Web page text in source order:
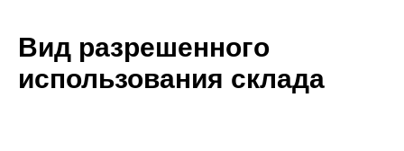
Вид разрешенного
использования склада